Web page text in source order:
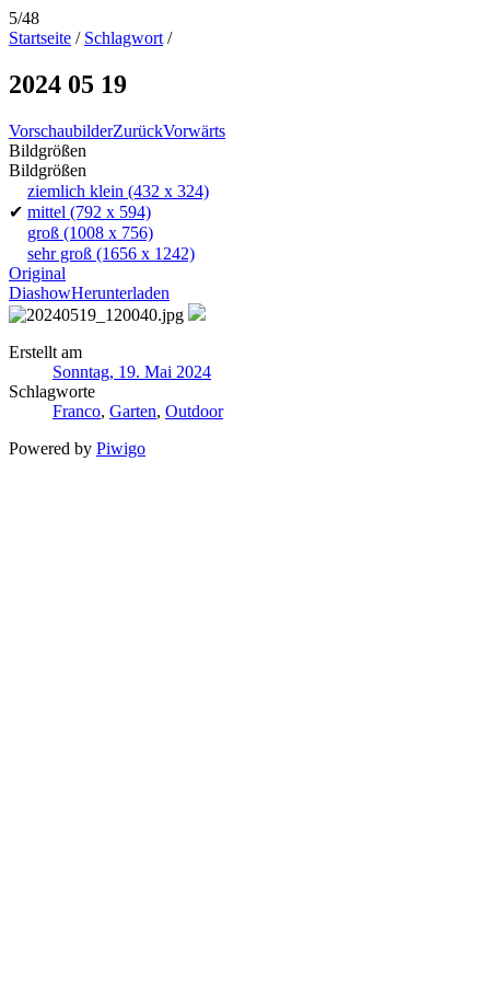
5/48
Startseite / Schlagwort /
2024 05 19
VorschaubilderZurückVorwärts
Bildgrößen
Bildgrößen
ziemlich klein (432 x 324)
✔ mittel (792 x 594)
groß (1008 x 756)
sehr groß (1656 x 1242)
Original
DiashowHerunterladen
Erstellt am
Sonntag, 19. Mai 2024
Schlagworte
Franco, Garten, Outdoor
Powered by Piwigo